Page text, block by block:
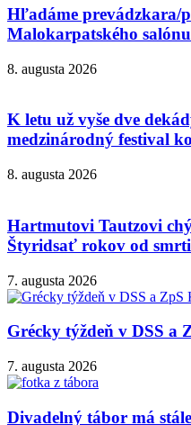
Hľadáme prevádzkara/
Malokarpatského
8. augusta 2026
K letu už vyše dve
medzinárodný festival
8. augusta 2026
Hartmutovi Tautzovi
Štyridsať rokov od
7. augusta 2026
Grécky týždeň v DSS a
7. augusta 2026
Divadelný tábor má